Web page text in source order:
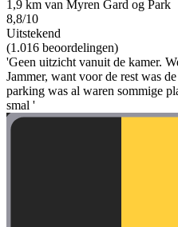
1,9 km van Myren Gard og Park
8,8/10
Uitstekend
(1.016 beoordelingen)
'Geen uitzicht vanuit de kamer.
Jammer, want voor de rest was
parking was al waren sommige
smal '